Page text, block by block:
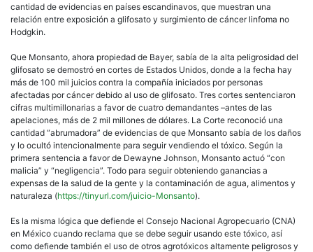
cantidad de evidencias en países escandinavos, que muestran una
relación entre exposición a glifosato y surgimiento de cáncer linfoma no
Hodgkin.
Que Monsanto, ahora propiedad de Bayer, sabía de la alta peligrosidad del
glifosato se demostró en cortes de Estados Unidos, donde a la fecha hay
más de 100 mil juicios contra la compañía iniciados por personas
afectadas por cáncer debido al uso de glifosato. Tres cortes sentenciaron
cifras multimillonarias a favor de cuatro demandantes –antes de las
apelaciones, más de 2 mil millones de dólares. La Corte reconoció una
cantidad abrumadora de evidencias de que Monsanto sabía de los daños
y lo ocultó intencionalmente para seguir vendiendo el tóxico. Según la
primera sentencia a favor de Dewayne Johnson, Monsanto actuó con
malicia y negligencia . Todo para seguir obteniendo ganancias a
expensas de la salud de la gente y la contaminación de agua, alimentos y
naturaleza (https://tinyurl.com/juicio-Monsanto).
Es la misma lógica que defiende el Consejo Nacional Agropecuario (CNA)
en México cuando reclama que se debe seguir usando este tóxico, así
como defiende también el uso de otros agrotóxicos altamente peligrosos y